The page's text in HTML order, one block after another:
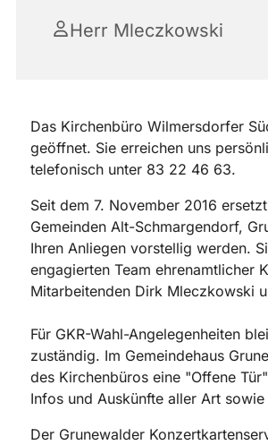
Herr Mleczkowski
Das Kirchenbüro Wilmersdorfer
geöffnet. Sie erreichen uns
telefonisch unter 83 22 46 63.
Seit dem 7. November 2016
Gemeinden Alt-Schmargendorf,
Ihren Anliegen vorstellig werden.
engagierten Team ehrenamtlicher
Mitarbeitenden Dirk Mleczkowski
Für GKR-Wahl-Angelegenheiten
zuständig. Im Gemeindehaus
des Kirchenbüros eine "Offene
Infos und Auskünfte aller Art
Der Grunewalder